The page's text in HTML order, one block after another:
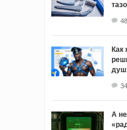
48
Как
34
А